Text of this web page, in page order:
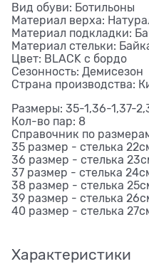
Вид обуви: Ботильоны
Материал верха:
Материал подкладки:
Материал стельки:
Цвет: BLACK с бордо
Сезонность: Демисезон
Страна производства:
Размеры: 35-1,36-1,37-
Кол-во пар: 8
Справочник по
35 размер - стелька
36 размер - стелька
37 размер - стелька
38 размер - стелька
39 размер - стелька
40 размер - стелька
Характеристики